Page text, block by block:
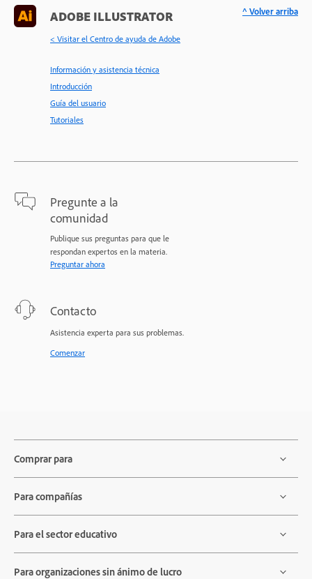
ADOBE ILLUSTRATOR
< Visitar el Centro de ayuda de Adobe
Información y asistencia técnica
Introducción
Guía del usuario
Tutoriales
Pregunte a la
comunidad
Publique sus preguntas para que le
respondan expertos en la materia.
Preguntar ahora
Contacto
Asistencia experta para sus problemas.
Comenzar
^ Volver arriba
Comprar para
Para compañías
Para el sector educativo
Para organizaciones sin ánimo de lucro